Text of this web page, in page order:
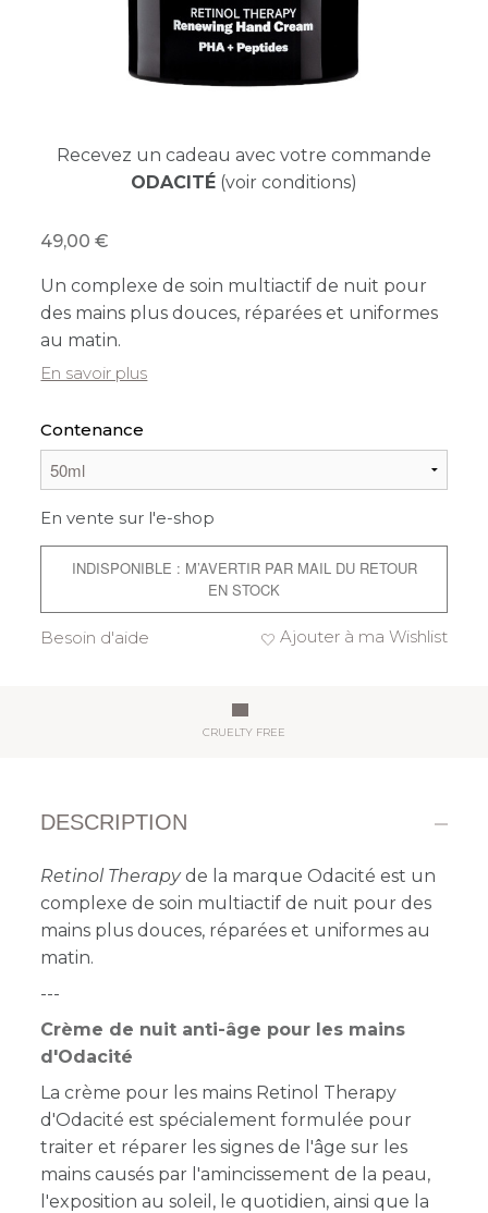
Recevez un cadeau avec votre commande
ODACITÉ (voir conditions)
49,00
Un complexe de soin multiactif de nuit pour
des mains plus douces, réparées et uniformes
au matin.
En savoir plus
Contenance
En vente sur l'e-shop
INDISPONIBLE : M’AVERTIR PAR MAIL DU RETOUR
EN STOCK
Ajouter à ma Wishlist
Besoin d'aide
CRUELTY FREE
DESCRIPTION
Retinol Therapyde la marque Odacitéest un
complexe de soin multiactif de nuit pour des
mains plus douces, réparées et uniformes au
matin.
---
Crème de nuit anti-âge pour les mains
d'Odacité
La crème pour les mains Retinol Therapy
d'Odacité est spécialement formulée pour
traiter et réparer les signes de l'âge sur les
mains causés par l'amincissement de la peau,
l'exposition au soleil, le quotidien, ainsi que la